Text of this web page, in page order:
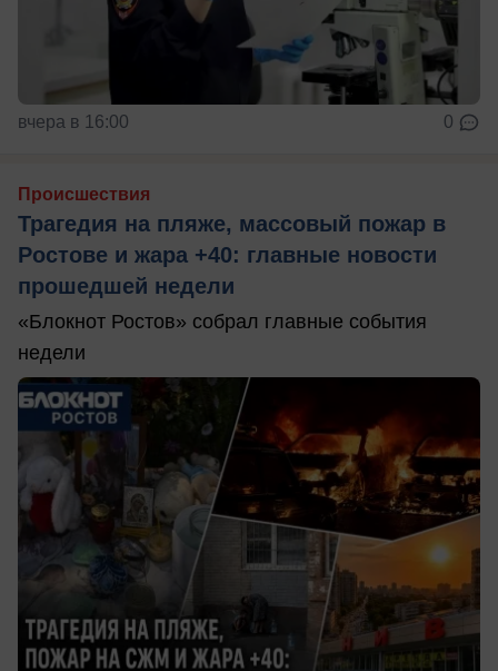
вчера в 16:00 0
Происшествия
Трагедия на пляже, массовый пожар в
Ростове и жара +40: главные новости
прошедшей недели
«Блокнот Ростов» собрал главные события
недели